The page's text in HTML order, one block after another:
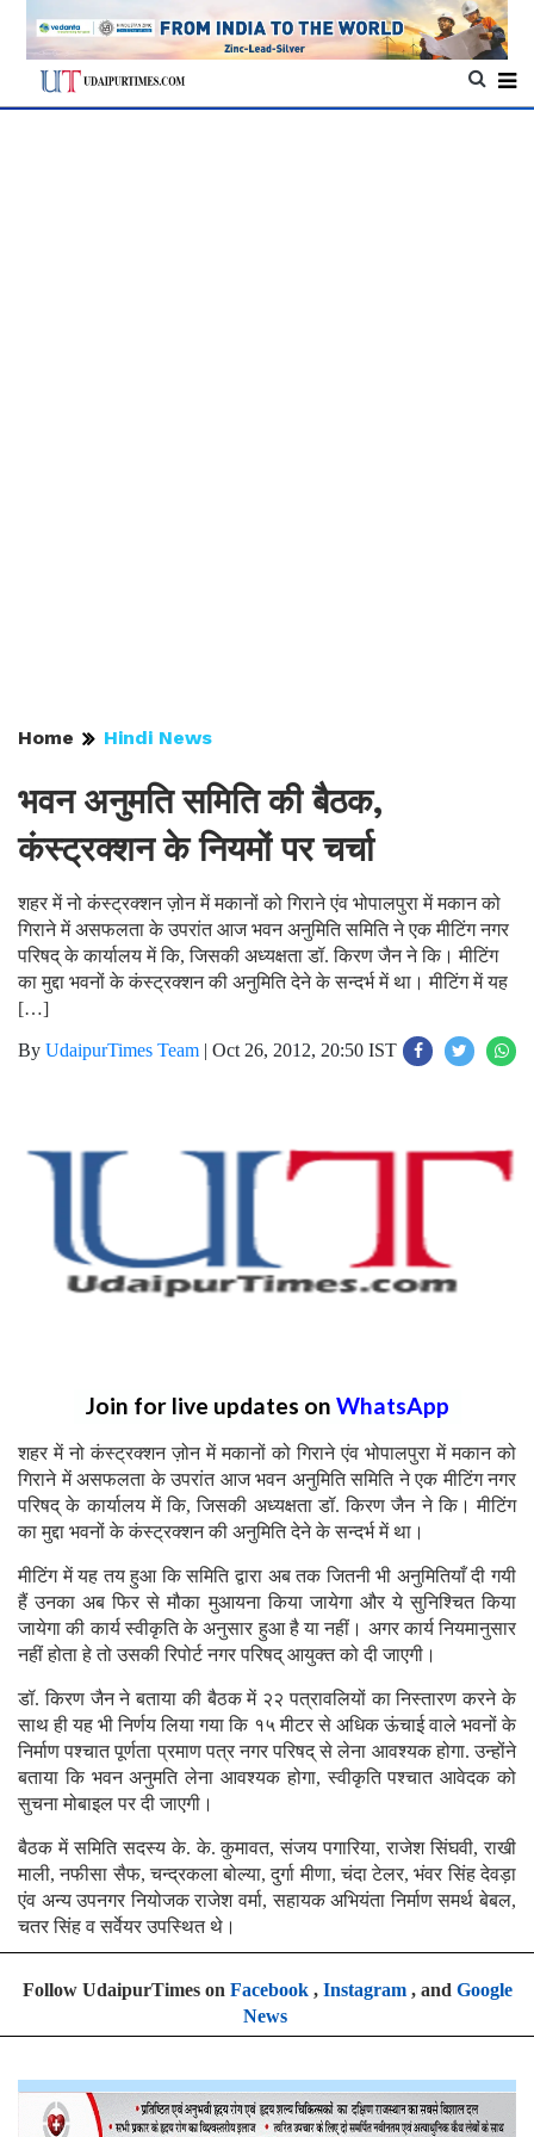
Home Hindi News
भवन अनुमति समिति की बैठक,
कंस्ट्रक्शन के नियमों पर चर्चा
शहर में नो कंस्ट्रक्शन ज़ोन में मकानों को गिराने एंव भोपालपुरा में मकान को
गिराने में असफलता के उपरांत आज भवन अनुमिति समिति ने एक मीटिंग नगर
परिषद् के कार्यालय में कि, जिसकी अध्यक्षता डॉ. किरण जैन ने कि। मीटिंग
का मुद्दा भवनों के कंस्ट्रक्शन की अनुमिति देने के सन्दर्भ में था। मीटिंग में यह
[…]
By UdaipurTimes Team | Oct 26, 2012, 20:50 IST
Join for live updates on WhatsApp
शहर में नो कंस्ट्रक्शन ज़ोन में मकानों को गिराने एंव भोपालपुरा में मकान को
गिराने में असफलता के उपरांत आज भवन अनुमिति समिति ने एक मीटिंग नगर
परिषद् के कार्यालय में कि, जिसकी अध्यक्षता डॉ. किरण जैन ने कि। मीटिंग
का मुद्दा भवनों के कंस्ट्रक्शन की अनुमिति देने के सन्दर्भ में था।
मीटिंग में यह तय हुआ कि समिति द्वारा अब तक जितनी भी अनुमितियाँ दी गयी
हैं उनका अब फिर से मौका मुआयना किया जायेगा और ये सुनिश्चित किया
जायेगा की कार्य स्वीकृति के अनुसार हुआ है या नहीं। अगर कार्य नियमानुसार
नहीं होता हे तो उसकी रिपोर्ट नगर परिषद् आयुक्त को दी जाएगी।
डॉ. किरण जैन ने बताया की बैठक में २२ पत्रावलियों का निस्तारण करने के
साथ ही यह भी निर्णय लिया गया कि १५ मीटर से अधिक ऊंचाई वाले भवनों के
निर्माण पश्चात पूर्णता प्रमाण पत्र नगर परिषद् से लेना आवश्यक होगा. उन्होंने
बताया कि भवन अनुमति लेना आवश्यक होगा, स्वीकृति पश्चात आवेदक को
सुचना मोबाइल पर दी जाएगी।
बैठक में समिति सदस्य के. के. कुमावत, संजय पगारिया, राजेश सिंघवी, राखी
माली, नफीसा सैफ, चन्द्रकला बोल्या, दुर्गा मीणा, चंदा टेलर, भंवर सिंह देवड़ा
एंव अन्य उपनगर नियोजक राजेश वर्मा, सहायक अभियंता निर्माण समर्थ बेबल,
चतर सिंह व सर्वेयर उपस्थित थे।
Follow UdaipurTimes on Facebook, Instagram, and Google
News